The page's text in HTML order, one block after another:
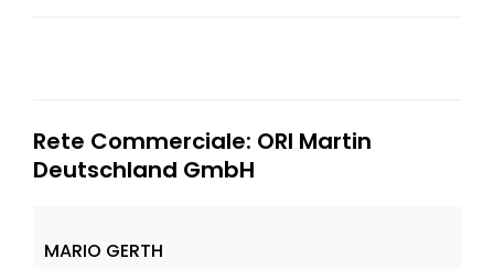
Rete Commerciale: ORI Martin
Deutschland GmbH
MARIO GERTH